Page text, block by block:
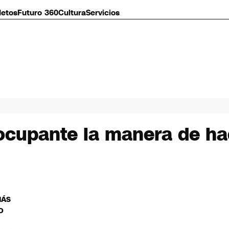
Futuro 360CulturaServicios
la manera de